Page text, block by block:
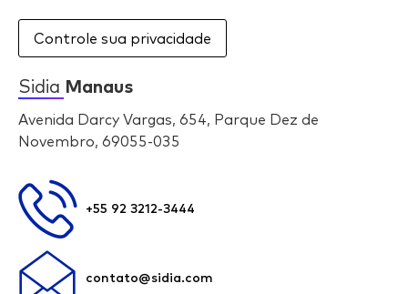
Controle sua privacidade
Sidia Manaus
Avenida Darcy Vargas, 654, Parque Dez de
Novembro, 69055-035
+55 92 3212-3444
contato@sidia.com